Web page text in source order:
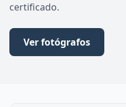
certificado.
Ver fotógrafos